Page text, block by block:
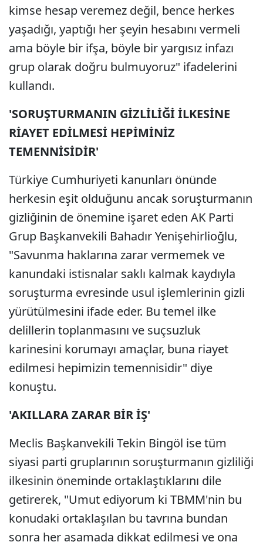
kimse hesap veremez değil, bence herkes
yaşadığı, yaptığı her şeyin hesabını vermeli
ama böyle bir ifşa, böyle bir yargısız infazı
grup olarak doğru bulmuyoruz" ifadelerini
kullandı.
'SORUŞTURMANIN GİZLİLİĞİ İLKESİNE
RİAYET EDİLMESİ HEPİMİNİZ
TEMENNİSİDİR'
Türkiye Cumhuriyeti kanunları önünde
herkesin eşit olduğunu ancak soruşturmanın
gizliğinin de önemine işaret eden AK Parti
Grup Başkanvekili Bahadır Yenişehirlioğlu,
"Savunma haklarına zarar vermemek ve
kanundaki istisnalar saklı kalmak kaydıyla
soruşturma evresinde usul işlemlerinin gizli
yürütülmesini ifade eder. Bu temel ilke
delillerin toplanmasını ve suçsuzluk
karinesini korumayı amaçlar, buna riayet
edilmesi hepimizin temennisidir" diye
konuştu.
'AKILLARA ZARAR BİR İŞ'
Meclis Başkanvekili Tekin Bingöl ise tüm
siyasi parti gruplarının soruşturmanın gizliliği
ilkesinin öneminde ortaklaştıklarını dile
getirerek, "Umut ediyorum ki TBMM'nin bu
konudaki ortaklaşılan bu tavrına bundan
sonra her aşamada dikkat edilmesi ve ona